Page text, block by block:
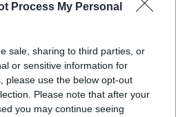
Process My Personal
sale, sharing to third parties, or
or sensitive information for
please use the below opt-out
Please note that after your
you may continue seeing
στο Νοσοκομείο